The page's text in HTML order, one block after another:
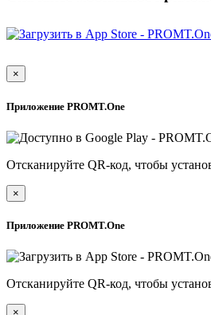
×
Приложение PROMT.One
Отсканируйте QR-код, чтобы
×
Приложение PROMT.One
Отсканируйте QR-код, чтобы
×